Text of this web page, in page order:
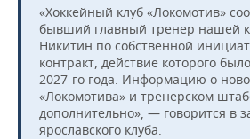
ОТКРЫТАЯ ЛЕКЦИЯ
БАСКЕТБОЛ
ВОЛЕЙБОЛ
КИБЕРСПОРТ
ФИГУРНОЕ КАТАНИЕ
ИНФРАСТРУКТУРА
ИСТОРИЯ
КУЛЬТУРА
МЕДИЦИНА
СПРАВОЧНИК
СПИСОК ПЕРСОН
СПИСОК КОМПАНИЙ
ПОЛНАЯ ВЕРСИЯ
«Хоккейный клуб «Локомотив»
бывший главный тренер нашей
Никитин по собственной
контракт, действие которого
2027-го года. Информацию о
«Локомотива» и тренерском
дополнительно», — говорится в
ярославского клуба.